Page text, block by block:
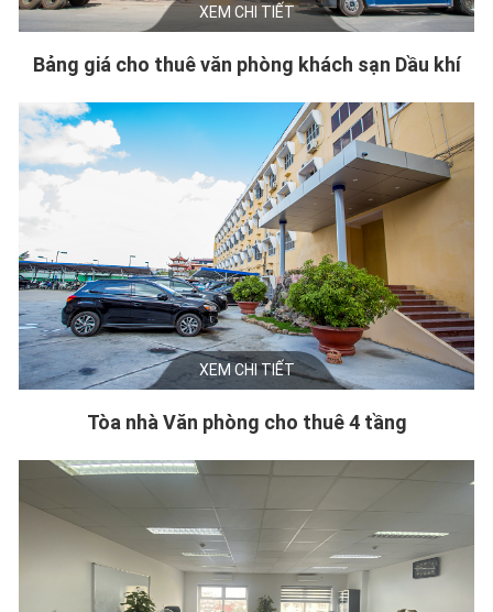
XEM CHI TIẾT
Bảng giá cho thuê văn phòng khách sạn Dầu khí
XEM CHI TIẾT
Tòa nhà Văn phòng cho thuê 4 tầng